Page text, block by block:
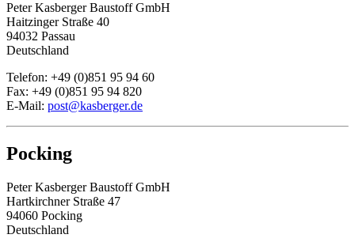
Peter Kasberger Baustoff GmbH
Haitzinger Straße 40
94032 Passau
Deutschland
Telefon: +49 (0)851 95 94 60
Fax: +49 (0)851 95 94 820
E-Mail: post@kasberger.de
Pocking
Peter Kasberger Baustoff GmbH
Hartkirchner Straße 47
94060 Pocking
Deutschland